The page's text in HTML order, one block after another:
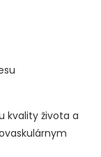
kvality života a